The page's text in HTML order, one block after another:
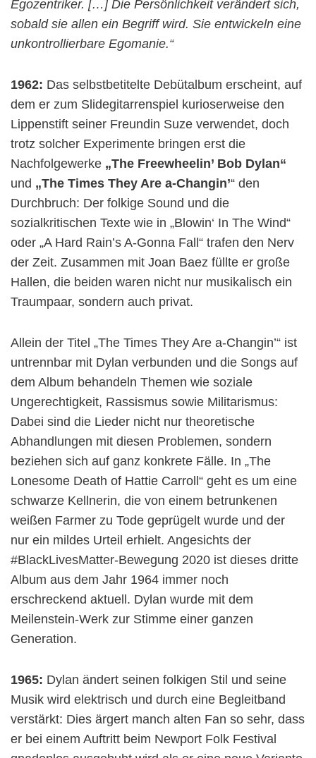
Egozentriker. […] Die Persönlichkeit verändert sich,
sobald sie allen ein Begriff wird. Sie entwickeln eine
unkontrollierbare Egomanie.“
1962: Das selbstbetitelte Debütalbum erscheint, auf
dem er zum Slidegitarrenspiel kurioserweise den
Lippenstift seiner Freundin Suze verwendet, doch
trotz solcher Experimente bringen erst die
Nachfolgewerke „The Freewheelin’ Bob Dylan“
und „The Times They Are a-Changin’“ den
Durchbruch: Der folkige Sound und die
sozialkritischen Texte wie in „Blowin‘ In The Wind“
oder „A Hard Rain’s A-Gonna Fall“ trafen den Nerv
der Zeit. Zusammen mit Joan Baez füllte er große
Hallen, die beiden waren nicht nur musikalisch ein
Traumpaar, sondern auch privat.
Allein der Titel „The Times They Are a-Changin’“ ist
untrennbar mit Dylan verbunden und die Songs auf
dem Album behandeln Themen wie soziale
Ungerechtigkeit, Rassismus sowie Militarismus:
Dabei sind die Lieder nicht nur theoretische
Abhandlungen mit diesen Problemen, sondern
beziehen sich auf ganz konkrete Fälle. In „The
Lonesome Death of Hattie Carroll“ geht es um eine
schwarze Kellnerin, die von einem betrunkenen
weißen Farmer zu Tode geprügelt wurde und der
nur ein mildes Urteil erhielt. Angesichts der
#BlackLivesMatter-Bewegung 2020 ist dieses dritte
Album aus dem Jahr 1964 immer noch
erschreckend aktuell. Dylan wurde mit dem
Meilenstein-Werk zur Stimme einer ganzen
Generation.
1965: Dylan ändert seinen folkigen Stil und seine
Musik wird elektrisch und durch eine Begleitband
verstärkt: Dies ärgert manch alten Fan so sehr, dass
er bei einem Auftritt beim Newport Folk Festival